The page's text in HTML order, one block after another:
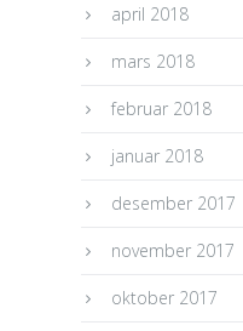
april 2018
mars 2018
februar 2018
januar 2018
desember 2017
november 2017
oktober 2017